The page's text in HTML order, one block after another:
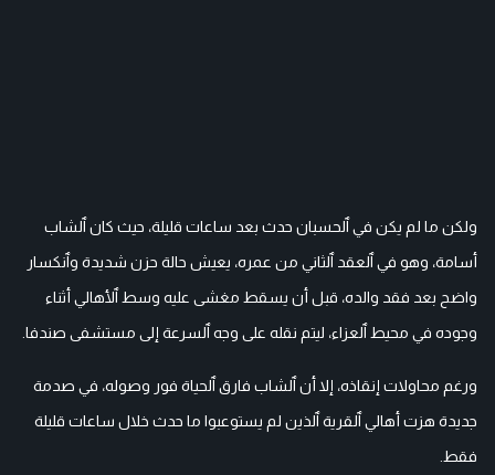
ولكن ما لم يكن في ٱلحسبان حدث بعد ساعات قليلة، حيث كان ٱلشاب
أسامة، وهو في ٱلعقد ٱلثاني من عمره، يعيش حالة حزن شديدة وٱنكسار
واضح بعد فقد والده، قبل أن يسقط مغشى عليه وسط ٱلأهالي أثناء
وجوده في محيط ٱلعزاء، ليتم نقله على وجه ٱلسرعة إلى مستشفى صندفا.
ورغم محاولات إنقاذه، إلا أن ٱلشاب فارق ٱلحياة فور وصوله، في صدمة
جديدة هزت أهالي ٱلقرية ٱلذين لم يستوعبوا ما حدث خلال ساعات قليلة
فقط.